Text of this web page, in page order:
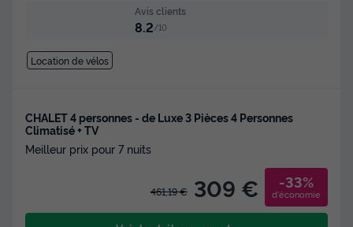
Avis clients
8.2/10
Location de vélos
CHALET 4 personnes - de Luxe 3 Pièces 4 Personnes
Climatisé + TV
Meilleur prix pour 7 nuits
461,19 € 309 € -33%
d'économie